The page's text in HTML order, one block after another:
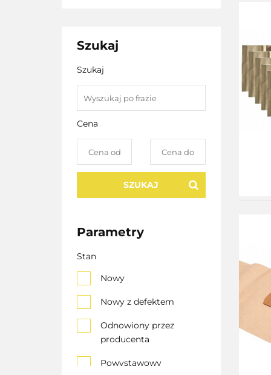
Szukaj
Szukaj
Cena
SZUKAJ
Parametry
Stan
Nowy
Nowy z defektem
Odnowiony przez
producenta
Powystawowy